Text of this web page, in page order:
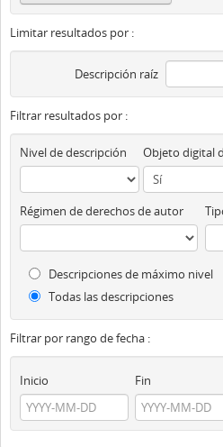
Limitar resultados por :
Descripción raíz
Filtrar resultados por :
Nivel de descripción
Régimen de derechos de autor
Descripciones de máximo nivel
Todas las descripciones
Filtrar por rango de fecha :
Inicio Fin